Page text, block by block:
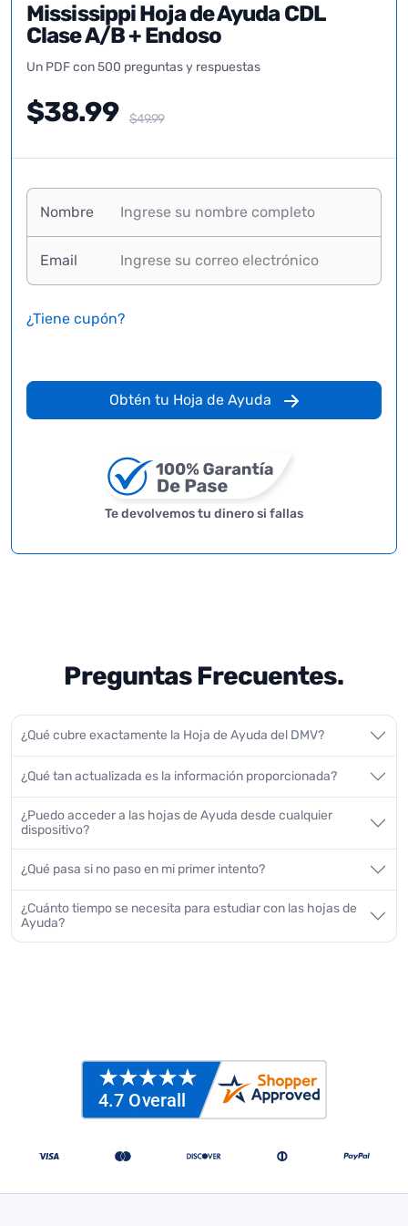
Mississippi Hoja de Ayuda CDL
Clase A/B + Endoso
Un PDF con 500 preguntas y respuestas
$38.99 $49.99
Nombre
Email
¿Tiene cupón?
Obtén tu Hoja de Ayuda
Te devolvemos tu dinero si fallas
Preguntas Frecuentes.
¿Qué cubre exactamente la Hoja de Ayuda del DMV?
¿Qué tan actualizada es la información proporcionada?
¿Puedo acceder a las hojas de Ayuda desde cualquier
dispositivo?
¿Qué pasa si no paso en mi primer intento?
¿Cuánto tiempo se necesita para estudiar con las hojas de
Ayuda?